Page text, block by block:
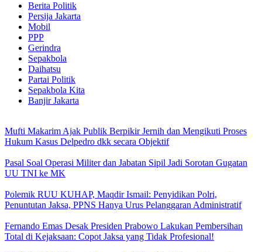
Berita Politik
Persija Jakarta
Mobil
PPP
Gerindra
Sepakbola
Daihatsu
Partai Politik
Sepakbola Kita
Banjir Jakarta
Mufti Makarim Ajak Publik Berpikir Jernih dan Mengikuti Proses
Hukum Kasus Delpedro dkk secara Objektif
Pasal Soal Operasi Militer dan Jabatan Sipil Jadi Sorotan Gugatan
UU TNI ke MK
Polemik RUU KUHAP, Maqdir Ismail: Penyidikan Polri,
Penuntutan Jaksa, PPNS Hanya Urus Pelanggaran Administratif
Fernando Emas Desak Presiden Prabowo Lakukan Pembersihan
Total di Kejaksaan: Copot Jaksa yang Tidak Profesional!